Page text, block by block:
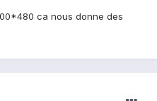
ca nous donne des